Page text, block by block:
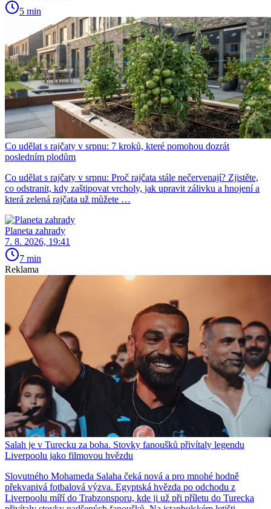
5 min
Co udělat s rajčaty v srpnu: 7 kroků, které pomohou dozrát
posledním plodům
Co udělat s rajčaty v srpnu: Proč rajčata stále nečervenají? Zjistěte,
co odstranit, kdy zaštipovat vrcholy, jak upravit zálivku a hnojení a
která zelená rajčata už můžete …
Planeta zahrady
7. 8. 2026, 19:41
7 min
Reklama
Salah je v Turecku za boha. Stovky fanoušků přivítaly legendu
Liverpoolu jako filmovou hvězdu
Slovutného Mohameda Salaha čeká nová a pro mnohé hodně
překvapivá fotbalová výzva. Egyptská hvězda po odchodu z
Liverpoolu míří do Trabzonsporu, kde ji už při příletu do Turecka